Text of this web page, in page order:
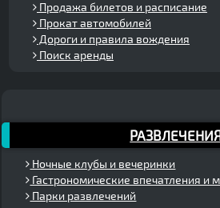
Продажа билетов и расписание
Прокат автомобилей
Дороги и правила вождения
Поиск аренды
Ночные клубы и вечеринки
Гастрономические впечатления и
Парки развлечений